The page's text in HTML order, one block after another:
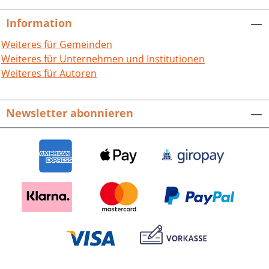
ihrer Umgebung, Bd.1. Hrsg. vom Historischen Verein
der Pfalz e.V. Bezirksgruppe Speyer.240 S. mit 38, z.T.
farbigen Abb., fester Einband.ISBN 978-3-89735-794-5.
Information
Weiteres für Gemeinden
Weiteres für Unternehmen und Institutionen
Weiteres für Autoren
Newsletter abonnieren